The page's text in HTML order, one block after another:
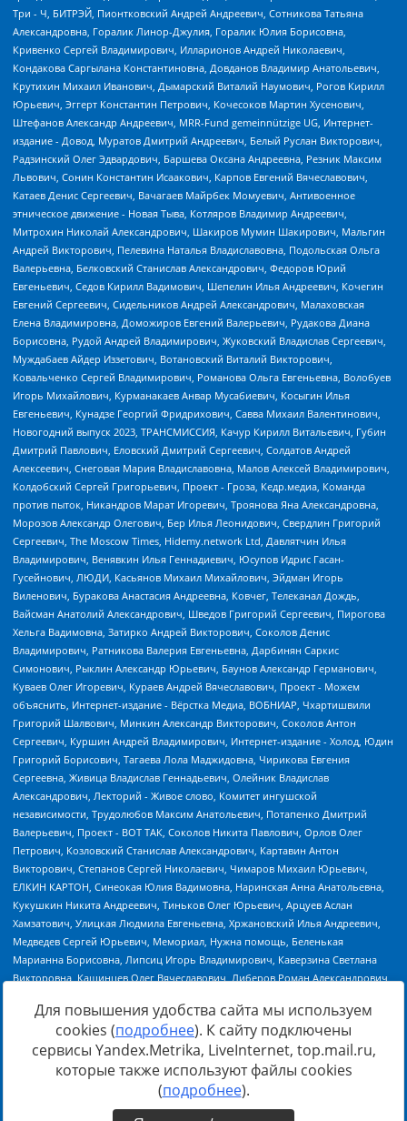
Источник:https://minjust.gov.ru/uploaded/files/reestr-
inostrannyih-agentov-22-03-2024.pdfданные на22.03.2024
Для повышения удобства сайта мы используем
cookies (подробнее). К сайту подключены
сервисы Yandex.Metrika, LiveInternet, top.mail.ru,
которые также используют файлы cookies
(подробнее).